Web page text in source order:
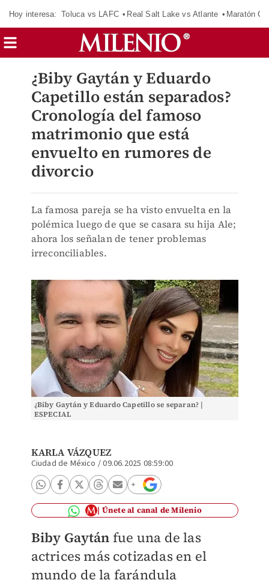
Hoy interesa: Toluca vs LAFC Real Salt Lake vs Atlante Maratón
¿Biby Gaytán y Eduardo
Capetillo están separados?
Cronología del famoso
matrimonio que está
envuelto en rumores de
divorcio
La famosa pareja se ha visto envuelta en la
polémica luego de que se casara su hija Ale;
ahora los señalan de tener problemas
irreconciliables.
¿Biby Gaytán y Eduardo Capetillo se separan? |
ESPECIAL
KARLA VÁZQUEZ
Ciudad de México /09.06.2025 08:59:00
Únete al canal de Milenio
Biby Gaytán fue una de las
actrices más cotizadas en el
mundo de la farándula